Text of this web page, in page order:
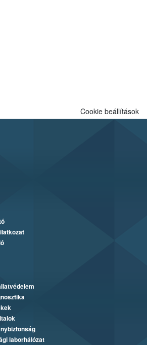
Cookie beállítások
laborhálózat